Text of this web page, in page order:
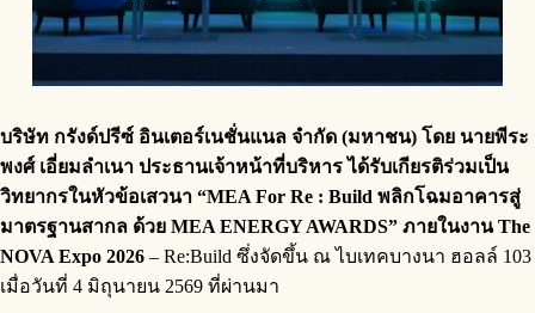
บริษัท กรังด์ปรีซ์ อินเตอร์เนชั่นแนล จำกัด (มหาชน) โดย นายพีระ
พงศ์ เอี่ยมลำเนา ประธานเจ้าหน้าที่บริหาร ได้รับเกียรติร่วมเป็น
วิทยากรในหัวข้อเสวนา “MEA For Re : Build พลิกโฉมอาคารสู่
มาตรฐานสากล ด้วย MEA ENERGY AWARDS” ภายในงาน The
NOVA Expo 2026 – Re:Build ซึ่งจัดขึ้น ณ ไบเทคบางนา ฮอลล์ 103
เมื่อวันที่ 4 มิถุนายน 2569 ที่ผ่านมา